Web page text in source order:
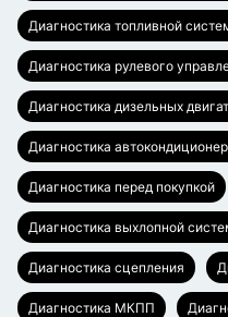
Диагностика топливной
Диагностика рулевого
Диагностика дизельных
Диагностика
Диагностика перед покупкой
Диагностика выхлопной
Диагностика сцепления
Диагностика МКПП